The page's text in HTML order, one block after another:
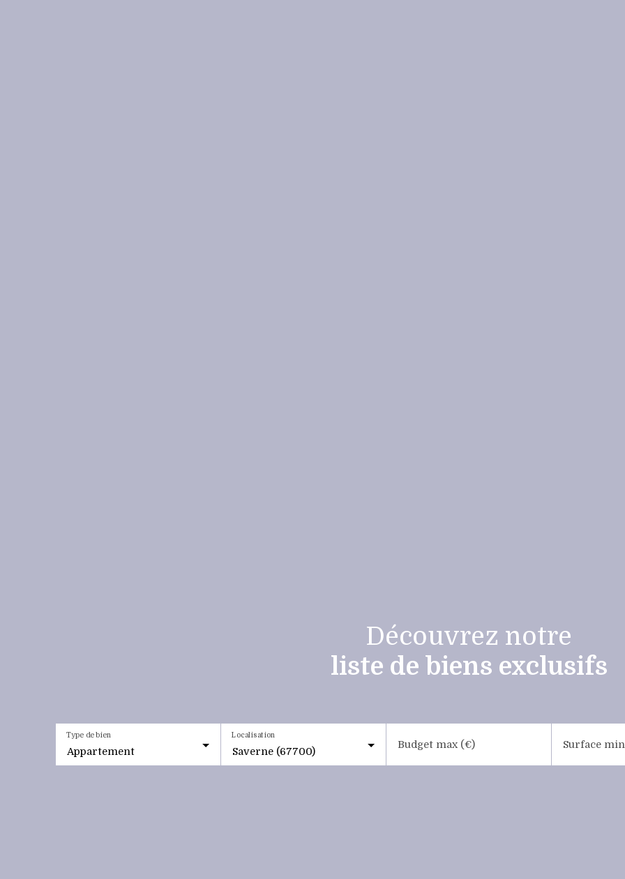
Découvrez notre
liste de biens exclusifs
Appartement
Type de bien
Saverne (67700)
Localisation
Budget max (€) Surface